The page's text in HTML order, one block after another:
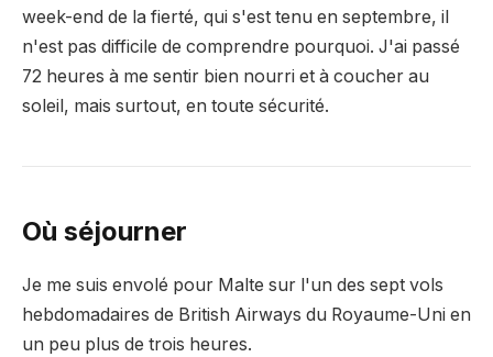
week-end de la fierté, qui s'est tenu en septembre, il
n'est pas difficile de comprendre pourquoi. J'ai passé
72 heures à me sentir bien nourri et à coucher au
soleil, mais surtout, en toute sécurité.
Où séjourner
Je me suis envolé pour Malte sur l'un des sept vols
hebdomadaires de British Airways du Royaume-Uni en
un peu plus de trois heures.